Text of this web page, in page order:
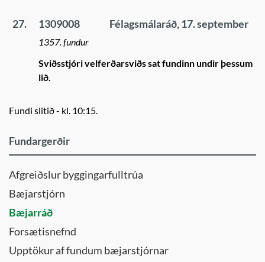
27. 1309008 Félagsmálaráð, 17. september
1357. fundur
Sviðsstjóri velferðarsviðs sat fundinn undir þessum
lið.
Fundi slitið - kl. 10:15.
Fundargerðir
Afgreiðslur byggingarfulltrúa
Bæjarstjórn
Bæjarráð
Forsætisnefnd
Upptökur af fundum bæjarstjórnar